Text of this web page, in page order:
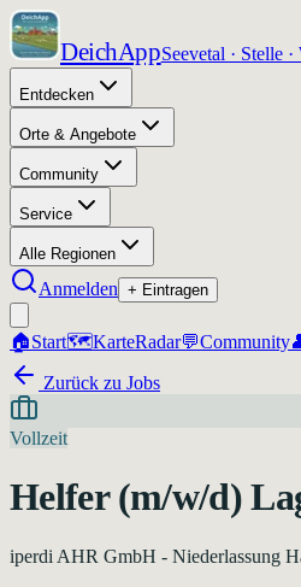
DeichAppSeevetal · Stelle
Entdecken
Orte & Angebote
Community
Service
Alle Regionen
Anmelden + Eintragen
🏠Start🗺️KarteRadar💬Community
Zurück zu Jobs
Vollzeit
Helfer (m/w/d)
iperdi AHR GmbH - Niederlassung